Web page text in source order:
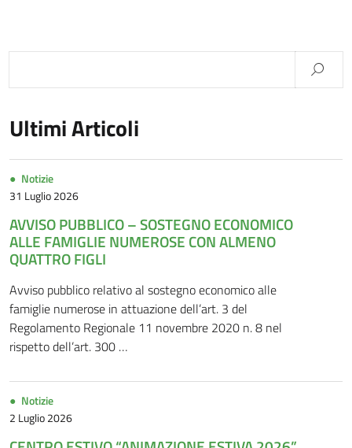
Ultimi Articoli
Notizie
31 Luglio 2026
AVVISO PUBBLICO – SOSTEGNO ECONOMICO
ALLE FAMIGLIE NUMEROSE CON ALMENO
QUATTRO FIGLI
Avviso pubblico relativo al sostegno economico alle
famiglie numerose in attuazione dell’art. 3 del
Regolamento Regionale 11 novembre 2020 n. 8 nel
rispetto dell’art. 300 …
Notizie
2 Luglio 2026